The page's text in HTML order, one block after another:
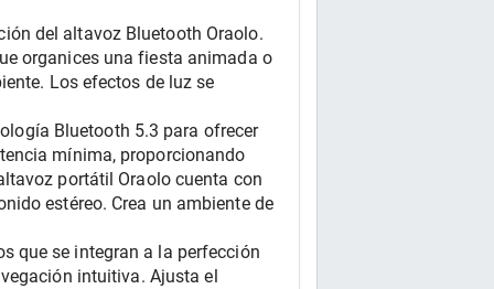
del altavoz Bluetooth Oraolo.
organices una fiesta animada o
Los efectos de luz se
Bluetooth 5.3 para ofrecer
mínima, proporcionando
portátil Oraolo cuenta con
estéreo. Crea un ambiente de
que se integran a la perfección
intuitiva. Ajusta el